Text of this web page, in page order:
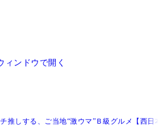
ィンドウで開く
推しする、ご当地“激ウマ”Ｂ級グルメ【西日